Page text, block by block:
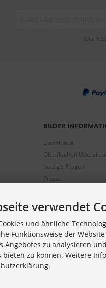
Der
BILDER
Downloads
Oberflächen Übersicht
häufige Fragen
Presse
verwendet
und ähnliche
Funktionsweise der
Angebotes zu analysieren
bieten zu können. Weitere